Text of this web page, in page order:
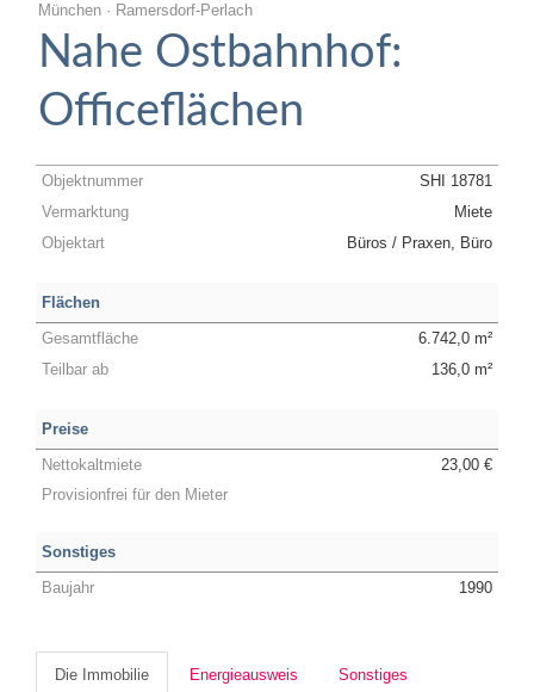
München · Ramersdorf-Perlach
Nahe Ostbahnhof:
Officeflächen
Objektnummer
SHI 18781
Vermarktung
Miete
Objektart
Büros / Praxen, Büro
Flächen
Gesamtfläche
6.742,0 m²
Teilbar ab
136,0 m²
Preise
Nettokaltmiete
23,00 €
Provisionfrei für den Mieter
Sonstiges
Baujahr
1990
Die Immobilie Energieausweis Sonstiges